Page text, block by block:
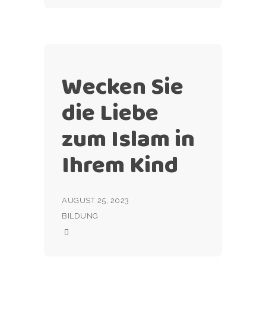
Wecken Sie
die Liebe
zum Islam in
Ihrem Kind
AUGUST 25, 2023
BILDUNG